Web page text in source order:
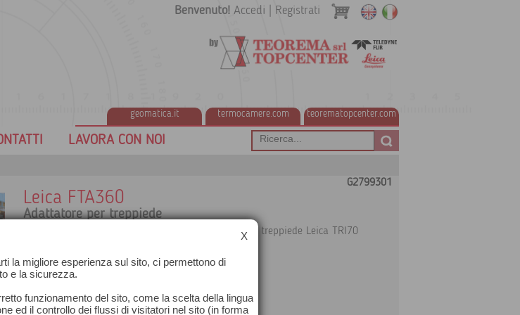
geomatica.it termocamere.com teorematopcenter.com
Benvenuto! Accedi Registrati
LAVORA CON NOI
G2799301
Leica FTA360
Adattatore per treppiede
Adatto per il DISTO D510 e D810 in abbinamento ai treppiede Leica TRI70
X
la migliore esperienza sul sito, ci permettono di
e la sicurezza.
funzionamento del sito, come la scelta della lingua
ed il controllo dei flussi di visitatori nel sito (in forma